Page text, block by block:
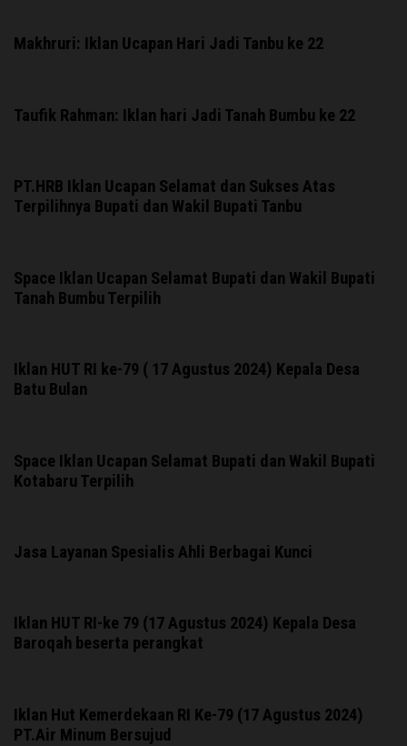
Makhruri: Iklan Ucapan Hari Jadi Tanbu ke 22
Taufik Rahman: Iklan hari Jadi Tanah Bumbu ke 22
PT.HRB Iklan Ucapan Selamat dan Sukses Atas
Terpilihnya Bupati dan Wakil Bupati Tanbu
Space Iklan Ucapan Selamat Bupati dan Wakil Bupati
Tanah Bumbu Terpilih
Iklan HUT RI ke-79 ( 17 Agustus 2024) Kepala Desa
Batu Bulan
Space Iklan Ucapan Selamat Bupati dan Wakil Bupati
Kotabaru Terpilih
Jasa Layanan Spesialis Ahli Berbagai Kunci
Iklan HUT RI-ke 79 (17 Agustus 2024) Kepala Desa
Baroqah beserta perangkat
Iklan Hut Kemerdekaan RI Ke-79 (17 Agustus 2024)
PT.Air Minum Bersujud